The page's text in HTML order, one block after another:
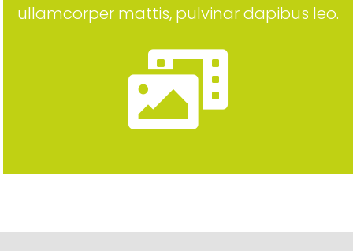
ullamcorper mattis, pulvinar dapibus leo.